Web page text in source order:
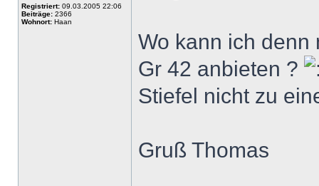
Registriert: 09.03.2005 22:06
Beiträge: 2366
Wohnort: Haan
Wo kann ich denn
Gr 42 anbieten ?
Stiefel nicht zu
Gruß Thomas